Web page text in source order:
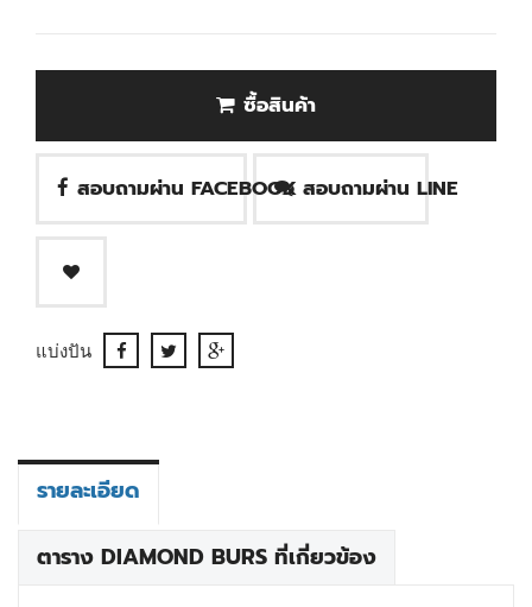
ซื้อสินค้า
สอบถามผ่าน FACEBOOK สอบถามผ่าน LINE
แบ่งปัน
รายละเอียด
ตาราง DIAMOND BURS ที่เกี่ยวข้อง